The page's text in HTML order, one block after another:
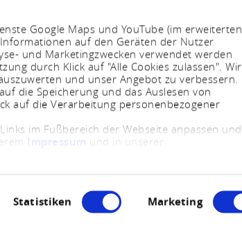
Google Maps und YouTube (im erweiterten
auf den Geräten der Nutzer
und Marketingzwecken verwendet werden
durch Klick auf "Alle Cookies zulassen". Wir
und unser Angebot zu verbessern.
die Speicherung und das Auslesen von
auf die Verarbeitung personenbezogener
im Fußbereich der Webseite anpassen und
Impressum und in unserer
Statistiken Marketing